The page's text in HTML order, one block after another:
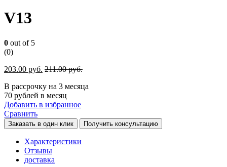
V13
0 out of 5
(0)
203.00 руб. 211.00руб.
В рассрочку на 3 месяца
70 рублей в месяц
Добавить в избранное
Сравнить
Заказать в один клик Получить консультацию
Характеристики
Отзывы
доставка